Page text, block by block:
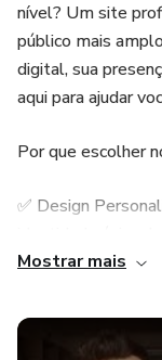
nível? Um site
público mais
digital, sua
aqui para ajudar
Por que escolher
✅ Design
destaque.
✅ SEO
para
Mostrar mais